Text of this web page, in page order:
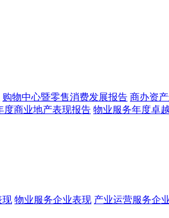
购物中心暨零售消费发展报告 商办资
度商业地产表现报告 物业服务年度卓
现 物业服务企业表现 产业运营服务企